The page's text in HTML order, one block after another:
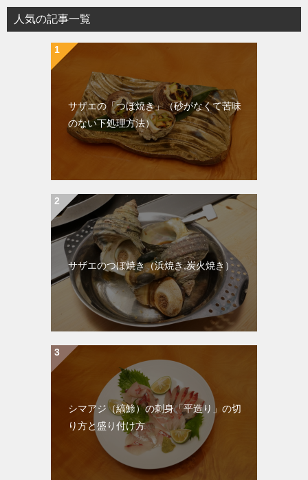
人気の記事一覧
サザエの「つぼ焼き」（砂がなくて苦味
のない下処理方法）
サザエのつぼ焼き（浜焼き,炭火焼き）
シマアジ（縞鯵）の刺身「平造り」の切
り方と盛り付け方